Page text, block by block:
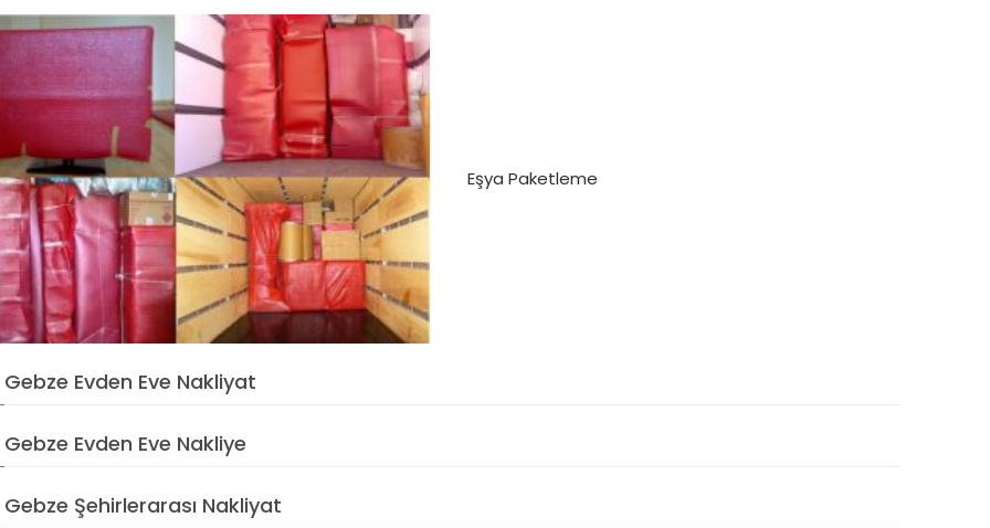
Eşya Paketleme
Gebze Evden Eve Nakliyat
Gebze Evden Eve Nakliye
Gebze Şehirlerarası Nakliyat